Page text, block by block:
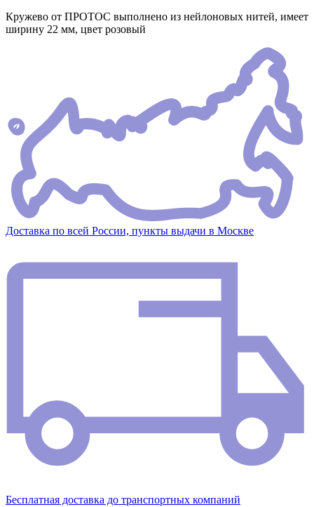
Кружево от ПРОТОС выполнено из нейлоновых нитей, имеет
ширину 22 мм, цвет розовый
Доставка по всей России, пункты выдачи в Москве
Бесплатная доставка до транспортных компаний